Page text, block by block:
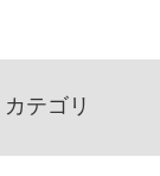
カテゴリ